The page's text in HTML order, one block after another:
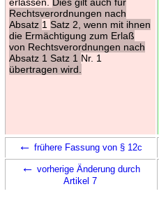
Rechtsverordnungen nach
Absatz 1 Satz 2, wenn mit ihnen
die Ermächtigung zum Erlaß
von Rechtsverordnungen nach
Absatz 1 Satz 1 Nr. 1
übertragen wird.
← frühere Fassung von § 12c
← vorherige Änderung durch
Artikel 7